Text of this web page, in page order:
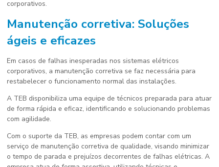
corporativos.
Manutenção corretiva: Soluções
ágeis e eficazes
Em casos de falhas inesperadas nos sistemas elétricos
corporativos, a manutenção corretiva se faz necessária para
restabelecer o funcionamento normal das instalações.
A TEB disponibiliza uma equipe de técnicos preparada para atuar
de forma rápida e eficaz, identificando e solucionando problemas
com agilidade.
Com o suporte da TEB, as empresas podem contar com um
serviço de manutenção corretiva de qualidade, visando minimizar
o tempo de parada e prejuízos decorrentes de falhas elétricas. A